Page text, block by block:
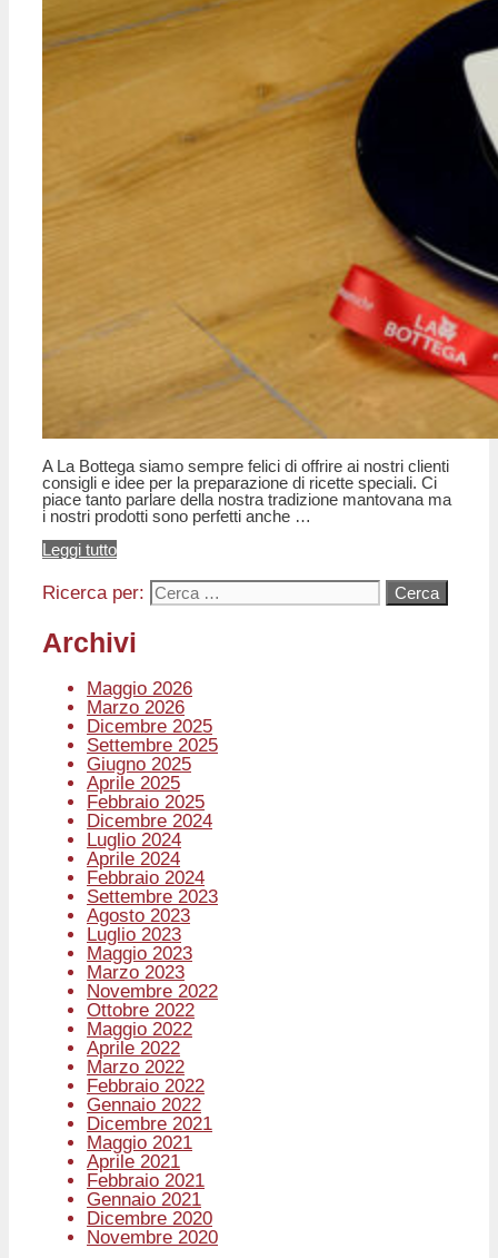
A La Bottega siamo sempre felici di offrire ai nostri clienti
consigli e idee per la preparazione di ricette speciali. Ci
piace tanto parlare della nostra tradizione mantovana ma
i nostri prodotti sono perfetti anche …
Leggi tutto
Ricerca per:
Archivi
Maggio 2026
Marzo 2026
Dicembre 2025
Settembre 2025
Giugno 2025
Aprile 2025
Febbraio 2025
Dicembre 2024
Luglio 2024
Aprile 2024
Febbraio 2024
Settembre 2023
Agosto 2023
Luglio 2023
Maggio 2023
Marzo 2023
Novembre 2022
Ottobre 2022
Maggio 2022
Aprile 2022
Marzo 2022
Febbraio 2022
Gennaio 2022
Dicembre 2021
Maggio 2021
Aprile 2021
Febbraio 2021
Gennaio 2021
Dicembre 2020
Novembre 2020